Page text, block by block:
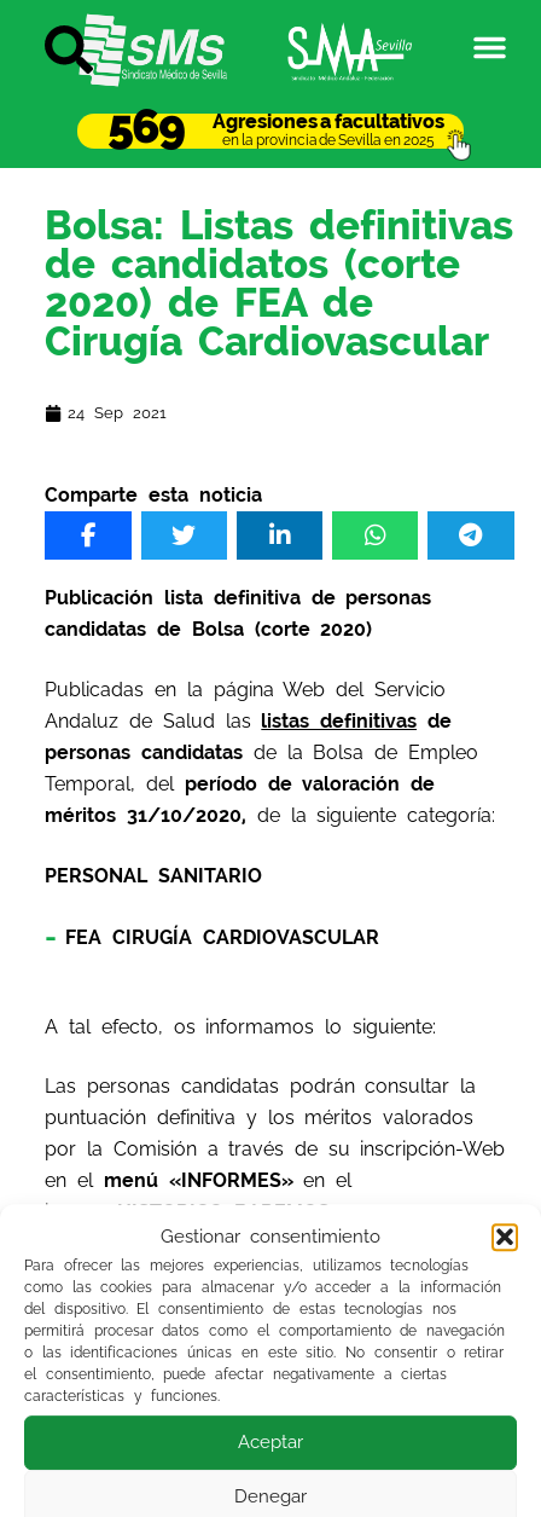
Gestionar consentimiento
Para ofrecer las mejores experiencias, utilizamos tecnologías
como las cookies para almacenar y/o acceder a la información
del dispositivo. El consentimiento de estas tecnologías nos
permitirá procesar datos como el comportamiento de navegación
o las identificaciones únicas en este sitio. No consentir o retirar
el consentimiento, puede afectar negativamente a ciertas
características y funciones.
Aceptar
Denegar
Agresiones a facultativos
en la provincia de Sevilla en 2025
569
Bolsa: Listas definitivas
de candidatos (corte
2020) de FEA de
Cirugía Cardiovascular
24 Sep 2021
Comparte esta noticia
Publicación lista definitiva de personas
candidatas de Bolsa (corte 2020)
Publicadas en la página Web del Servicio
Andaluz de Salud las listas definitivas de
personas candidatas de la Bolsa de Empleo
Temporal, delperíodo de valoración de
méritos 31/10/2020, de la siguiente categoría:
PERSONAL SANITARIO
FEA CIRUGÍA CARDIOVASCULAR
A tal efecto, os informamos lo siguiente:
Las personas candidatas podrán consultar la
puntuación definitiva y los méritos valorados
por la Comisión a través de su inscripción-Web
en elmenú «INFORMES»en el
icono
«HISTORICO BAREMOS».
Los listados contendrán candidatos/as,
ordenados por baremo, con indicación de la
experiencia en el Servicio Andaluz de Salud, la
puntuación consignada por los aspirantes en el
autobaremo de méritos alegados por los
Formación y Otros méritos) tras la validación de